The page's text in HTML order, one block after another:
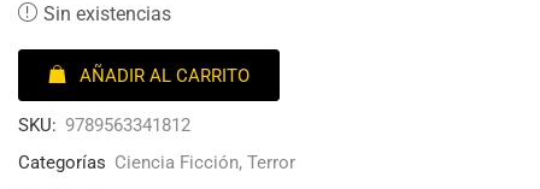
Sin existencias
AÑADIR AL CARRITO
SKU: 9789563341812
Categorías Ciencia Ficción, Terror